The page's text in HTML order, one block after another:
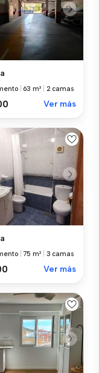
63 m² 2 camas
Ver más
|75 m² 3 camas
Ver más